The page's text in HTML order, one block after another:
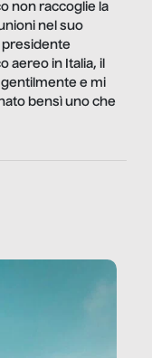
non raccoglie la
nel suo
aereo in Italia, il
e mi
bensì uno che